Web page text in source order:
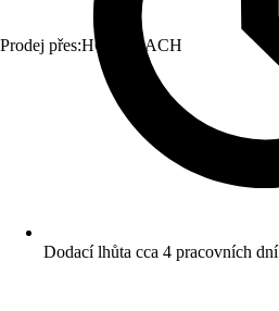
Prodej přes:HORNBACH
Dodací lhůta cca 4 pracovních dní